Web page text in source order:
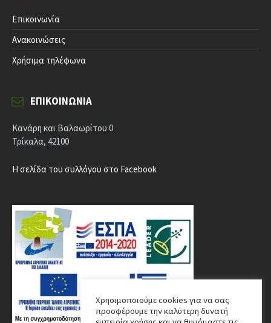
Επικοινωνία
Ανακοινώσεις
Χρήσιμα τηλέφωνα
ΕΠΙΚΟΙΝΩΝΊΑ
Κανάρη και Βαλαωρίτου 0
Τρίκαλα, 42100
Η σελίδα του συλλόγου στο Facebook
Χρησιμοποιούμε cookies για να σας
προσφέρουμε την καλύτερη δυνατή